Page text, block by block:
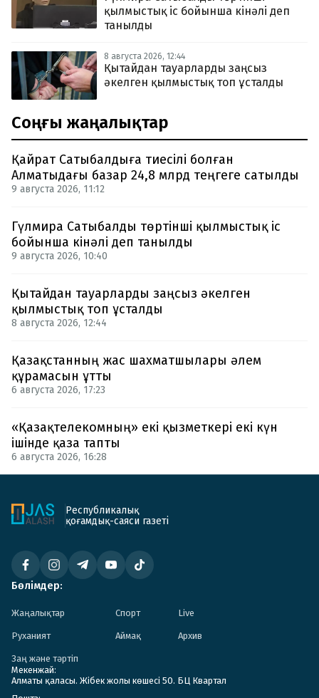
қылмыстық іс бойынша кінәлі деп
танылды
8 августа 2026, 12:44
Қытайдан тауарларды заңсыз
әкелген қылмыстық топ ұсталды
Соңғы жаңалықтар
Қайрат Сатыбалдыға тиесілі болған
Алматыдағы базар 24,8 млрд теңгеге сатылды
9 августа 2026, 11:12
Гүлмира Сатыбалды төртінші қылмыстық іс
бойынша кінәлі деп танылды
9 августа 2026, 10:40
Қытайдан тауарларды заңсыз әкелген
қылмыстық топ ұсталды
8 августа 2026, 12:44
Қазақстанның жас шахматшылары әлем
құрамасын ұтты
6 августа 2026, 17:23
«Қазақтелекомның» екі қызметкері екі күн
ішінде қаза тапты
6 августа 2026, 16:28
Республикалық
қоғамдық-саяси газеті
Бөлімдер:
Жаңалықтар Спорт Live
Руханият Аймақ Архив
Заң және тәртіп
Мекенжай:
Алматы қаласы. Жібек жолы көшесі 50. БЦ Квартал